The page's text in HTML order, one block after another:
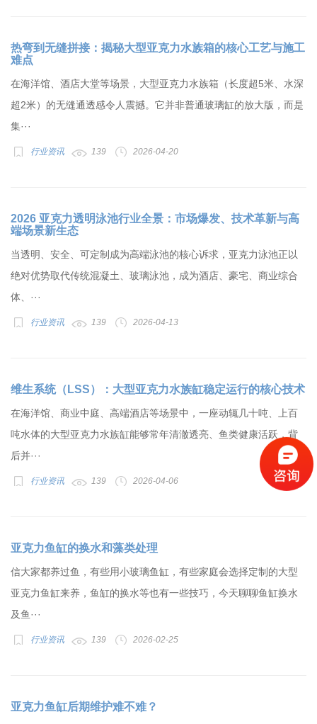
热弯到无缝拼接：揭秘大型亚克力水族箱的核心工艺与施工
难点
在海洋馆、酒店大堂等场景，大型亚克力水族箱（长度超5米、水深
超2米）的无缝通透感令人震撼。它并非普通玻璃缸的放大版，而是
集···
行业资讯 139 2026-04-20
2026 亚克力透明泳池行业全景：市场爆发、技术革新与高
端场景新生态
当透明、安全、可定制成为高端泳池的核心诉求，亚克力泳池正以
绝对优势取代传统混凝土、玻璃泳池，成为酒店、豪宅、商业综合
体、···
行业资讯 139 2026-04-13
维生系统（LSS）：大型亚克力水族缸稳定运行的核心技术
在海洋馆、商业中庭、高端酒店等场景中，一座动辄几十吨、上百
吨水体的大型亚克力水族缸能够常年清澈透亮、鱼类健康活跃，背
后并···
行业资讯 139 2026-04-06
亚克力鱼缸的换水和藻类处理
信大家都养过鱼，有些用小玻璃鱼缸，有些家庭会选择定制的大型
亚克力鱼缸来养，鱼缸的换水等也有一些技巧，今天聊聊鱼缸换水
及鱼···
行业资讯 139 2026-02-25
亚克力鱼缸后期维护难不难？